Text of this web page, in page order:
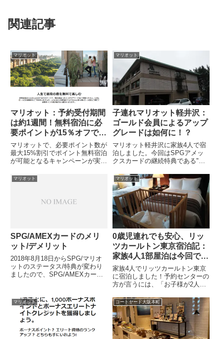
関連記事
マリオット
マリオット：予約受付期間
は約1週間！無料宿泊に必
要ポイントが15％オフでお
得に宿泊！！
マリオットで、必要ポイント数が
最大15%割引でポイント無料宿泊
が可能となるキャンペーンが実施
HPから抜粋）予約受付期間10月6
日〜13日宿泊期間2022年10月6
ン東京を見てみましょ...
マリオット
子連れマリオット軽井沢：
ゴールド会員によるアップ
グレードは如何に！？
マリオット軽井沢に家族4人で宿
泊しました。今回はSPGアメッ
クスカードの継続特典である"無
2021年春休みの記事になります
＞基本情報マリオット軽井沢は
2016年7月にラフォーレブランド
「ラフォーレ倶楽部ホテル中...
マリオット
SPG/AMEXカードのメリ
ット/デメリット
2018年8月18日からSPG/マリオ
ットのステータス/特典が変わり
ましたので、SPG/AMEXカード
リットは高い年会費。これにつき
ます。本会員は31,500円、家族会
員は15,5...
マリオット
0歳児連れでも安心、リッ
ツカールトン東京宿泊記：
家族4人1部屋泊は今回で最
後
家族4人でリッツカールトン東京
に宿泊しました！予約センターの
方が言うには、「お子様が2人場
しまうと、たとえ添い寝であった
としても、下のお子様と合わせて
4人扱いになってしまいます。リ
ッツカールトン東京は１部屋に
宿...
マリオット コートヤード大阪本町